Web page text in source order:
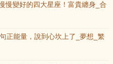
慢變好的四大星座！富貴纏身_合
正能量，說到心坎上了_夢想_繁